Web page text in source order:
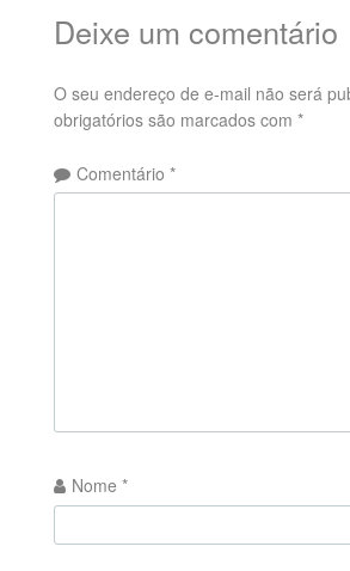
Deixe um comentário
O seu endereço de e-mail não será
obrigatórios são marcados com *
Comentário *
Nome *